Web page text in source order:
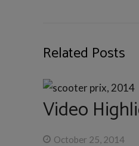
Related Posts
Video
October 25, 2014